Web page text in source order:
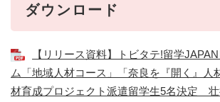
ダウンロード
【リリース資料】トビタテ!留学
ム「地域人材コース」「奈良を『開く』人
材育成プロジェクト派遣留学生5名決定 壮